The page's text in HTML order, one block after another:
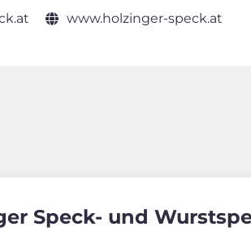
www.holzinger-speck.at
Speck- und